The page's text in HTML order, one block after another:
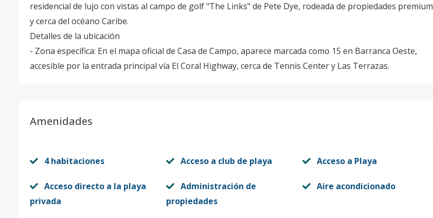
residencial de lujo con vistas al campo de golf "The Links" de Pete Dye, rodeada de propiedades premium
y cerca del océano Caribe.
Detalles de la ubicación
- Zona específica: En el mapa oficial de Casa de Campo, aparece marcada como 15 en Barranca Oeste,
accesible por la entrada principal vía El Coral Highway, cerca de Tennis Center y Las Terrazas.
Amenidades
4 habitaciones Acceso a club de playa Acceso a Playa
Acceso directo a la playa
privada
Administración de
propiedades
Aire acondicionado